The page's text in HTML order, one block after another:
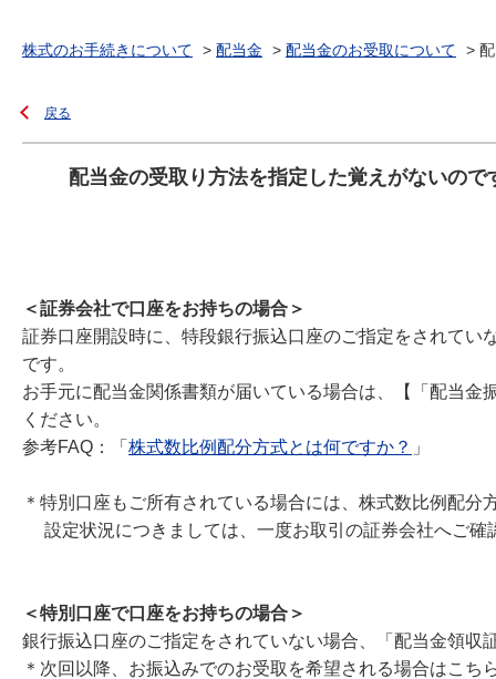
株式のお手続きについて > 配当金 > 配当金のお受取について >
戻る
配当金の受取り方法を指定した覚えがないの
＜証券会社で口座をお持ちの場合＞
証券口座開設時に、特段銀行振込口座のご指定をされて
です。
お手元に配当金関係書類が届いている場合は、【「配当
ください。
参考FAQ：「 株式数比例配分方式とは何ですか？ 」
＊特別口座もご所有されている場合には、株式数比例配
設定状況につきましては、一度お取引の証券会社へご確
＜特別口座で口座をお持ちの場合＞
銀行振込口座のご指定をされていない場合、「配当金領収
＊次回以降、お振込みでのお受取を希望される場合はこち